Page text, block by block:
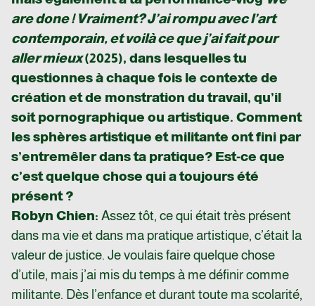
are done ! Vraiment? J’ai rompu avec l’art
contemporain, et voilà ce que j’ai fait pour
aller mieux(2025), dans lesquelles tu
questionnes à chaque fois le contexte de
création et de monstration du travail, qu’il
soit pornographique ou artistique. Comment
les sphères artistique et militante ont fini par
s’entremêler dans ta pratique? Est-ce que
c’est quelque chose qui a toujours été
présent ?
Robyn Chien: Assez tôt, ce qui était très présent
dans ma vie et dans ma pratique artistique, c’était la
valeur de justice. Je voulais faire quelque chose
d’utile, mais j’ai mis du temps à me définir comme
militante. Dès l’enfance et durant toute ma scolarité,